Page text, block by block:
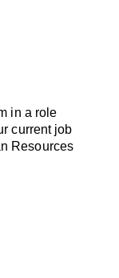
in a role
current job
Resources